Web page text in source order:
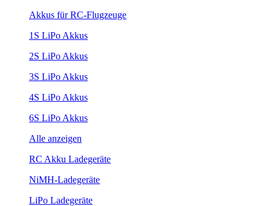
Akkus für RC-Flugzeuge
1S LiPo Akkus
2S LiPo Akkus
3S LiPo Akkus
4S LiPo Akkus
6S LiPo Akkus
Alle anzeigen
RC Akku Ladegeräte
NiMH-Ladegeräte
LiPo Ladegeräte